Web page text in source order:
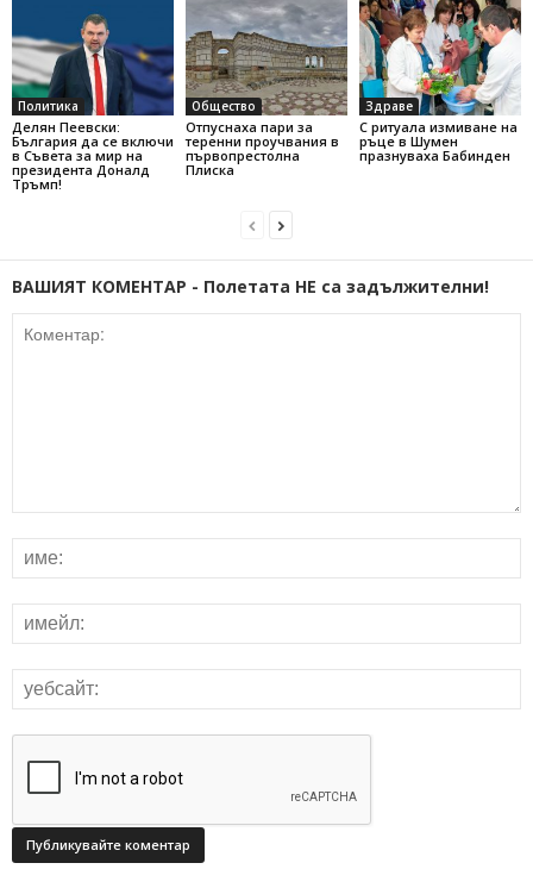
Политика
Делян Пеевски:
България да се включи
в Съвета за мир на
президента Доналд
Тръмп!
Общество
Отпуснаха пари за
теренни проучвания в
първопрестолна
Плиска
Здраве
С ритуала измиване на
ръце в Шумен
празнуваха Бабинден
ВАШИЯТ КОМЕНТАР - Полетата НЕ са задължителни!